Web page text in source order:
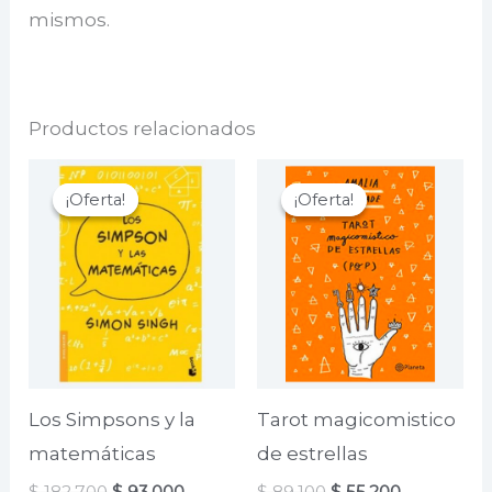
mismos.
Productos relacionados
¡Oferta!
¡Oferta!
Los Simpsons y la
matemáticas
¡Oferta!
¡Oferta!
Tarot magicomistico
de estrellas